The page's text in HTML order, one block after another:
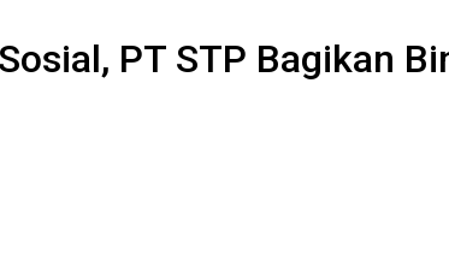
PT STP Bagikan